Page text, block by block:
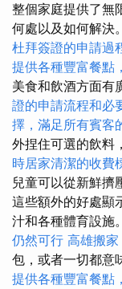
整個家庭提供了無
何處以及如何解決
杜拜簽證的申請過
提供各種豐富餐點
美食和飲酒方面有
證的申請流程和必
擇，滿足所有賓客
外捏住可選的飲料
時居家清潔的收費
兒童可以從新鮮擠
這些額外的好處顯
汁和各種體育設施
仍然可行 高雄搬
包，或者一切都意
提供各種豐富餐點